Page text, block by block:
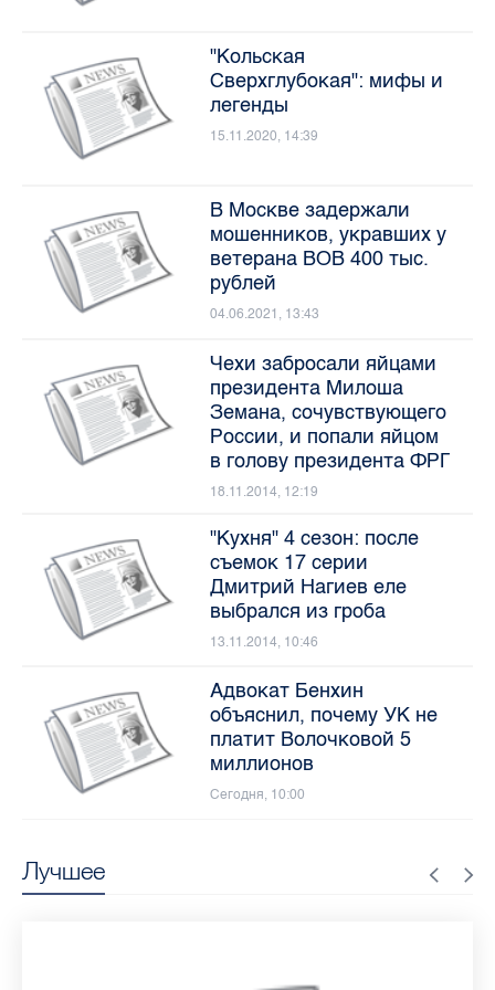
Лучшее
"Кольская
Сверхглубокая": мифы и
легенды
15.11.2020, 14:39
В Москве задержали
мошенников, укравших у
ветерана ВОВ 400 тыс.
рублей
04.06.2021, 13:43
Чехи забросали яйцами
президента Милоша
Земана, сочувствующего
России, и попали яйцом
в голову президента ФРГ
18.11.2014, 12:19
"Кухня" 4 сезон: после
съемок 17 серии
Дмитрий Нагиев еле
выбрался из гроба
13.11.2014, 10:46
Адвокат Бенхин
объяснил, почему УК не
платит Волочковой 5
миллионов
Сегодня, 10:00